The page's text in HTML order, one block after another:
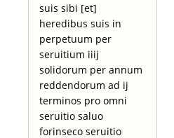
suis sibi [et]
heredibus suis in
perpetuum per
seruitium iiij
solidorum per annum
reddendorum ad ij
terminos pro omni
seruitio saluo
forinseco seruitio